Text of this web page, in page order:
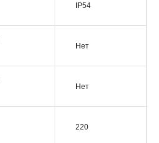
IP54
Нет
Нет
220